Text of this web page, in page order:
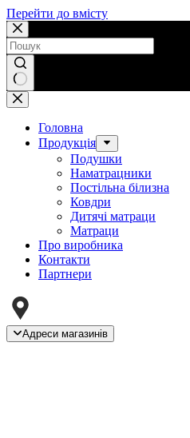
Перейти до вмісту
Немає
результатів
Головна
Продукція
Подушки
Наматрацники
Постільна білизна
Ковдри
Дитячі матраци
Матраци
Про виробника
Контакти
Партнери
Адреси магазинів